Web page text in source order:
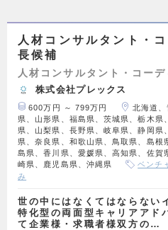
人材コンサルタント・
長候補
人材コンサルタント・コー
株式会社プレックス
600万円 ～ 799万円
北海道
県、山形県、福島県、茨城県、栃木県
県、山梨県、長野県、岐阜県、静岡県
県、奈良県、和歌山県、鳥取県、島根
島県、香川県、愛媛県、高知県、佐賀
崎県、鹿児島県、沖縄県
ベンチ
み
世の中にはなくてはならない
特化型の両面型キャリアアド
て企業様・求職者様双方の…